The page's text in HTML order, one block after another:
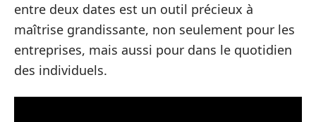
entre deux dates est un outil précieux à
maîtrise grandissante, non seulement pour les
entreprises, mais aussi pour dans le quotidien
des individuels.